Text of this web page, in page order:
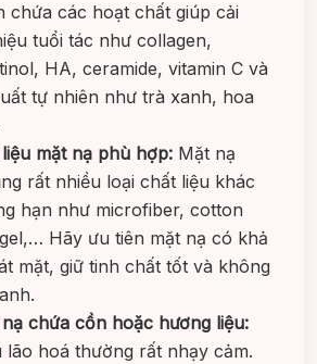
chứa các hoạt chất giúp cải
tuổi tác như collagen,
HA, ceramide, vitamin C và
tự nhiên như trà xanh, hoa
mặt nạ phù hợp: Mặt nạ
rất nhiều loại chất liệu khác
hạn như microfiber, cotton
Hãy ưu tiên mặt nạ có khả
mặt, giữ tinh chất tốt và không
chứa cồn hoặc hương liệu:
lão hoá thường rất nhạy cảm.